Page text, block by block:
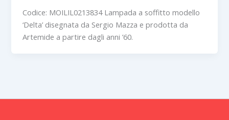
Codice: MOILIL0213834 Lampada a soffitto modello
‘Delta’ disegnata da Sergio Mazza e prodotta da
Artemide a partire dagli anni ’60.